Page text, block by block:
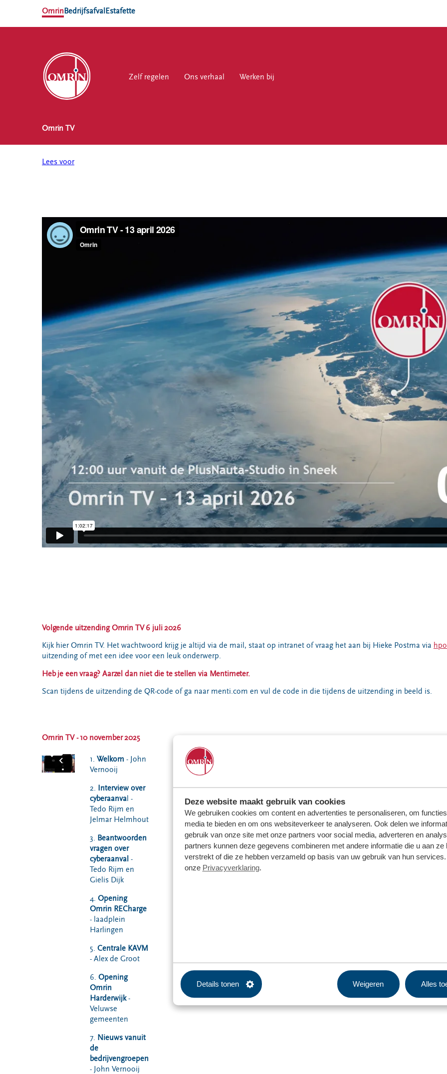
Deze website maakt gebruik van cookies
We gebruiken cookies om content en advertenties te personaliseren, om
media te bieden en om ons websiteverkeer te analyseren. Ook delen we
gebruik van onze site met onze partners voor social media, adverteren en
partners kunnen deze gegevens combineren met andere informatie die u aan ze
verstrekt of die ze hebben verzameld op basis van uw gebruik van hun
onze Privacyverklaring.
Details tonen Weigeren Alles
OmrinBedrijfsafval Estafette
Zelf regelen Ons verhaal Werken bij
Zelf regelen Ons verhaal Werken bij
EN
Milieustraten
Hier werken
we aan
Centrale
Projecten
VeeIgestelde
vragen
Voor gemeentenVoor leveranciers en bezoekers
Omrin TV
Lees voor
Volgende uitzending Omrin TV 6 juli 2026
Kijk hier Omrin TV. Het wachtwoord krijg je altijd via de mail, staat op intranet of vraag het aan bij Hieke Postma via
uitzending of met een idee voor een leuk onderwerp.
Heb je een vraag? Aarzel dan niet die te stellen via Mentimeter.
Scan tijdens de uitzending de QR-code of ga naar menti.com en vul de code in die tijdens de uitzending in beeld is.
Omrin TV - 10 november 2025
1.Welkom - John
Vernooij
2.
Interview over
cyberaanval -
Tedo Rijm en
Jelmar Helmhout
3.
Beantwoorden
vragen over
cyberaanval -
Tedo Rijm en
Gielis Dijk
4.Opening
Omrin RECharge
- laadplein
Harlingen
5.Centrale KAVM
- Alex de Groot
6. Opening
Omrin
Harderwijk-
Veluwse
gemeenten
7. Nieuws vanuit
de
bedrijvengroepen
- John Vernooij